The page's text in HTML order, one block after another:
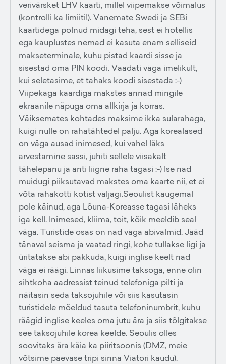
verivärsket LHV kaarti, millel viipemakse võimalus
(kontrolli ka limiiti!). Vanemate Swedi ja SEBi
kaartidega polnud midagi teha, sest ei hotellis
ega kauplustes nemad ei kasuta enam selliseid
makseterminale, kuhu pistad kaardi sisse ja
sisestad oma PIN koodi. Vaadati väga imelikult,
kui seletasime, et tahaks koodi sisestada :-)
Viipekaga kaardiga makstes annad mingile
ekraanile näpuga oma allkirja ja korras.
Väiksemates kohtades maksime ikka sularahaga,
kuigi nulle on rahatähtedel palju. Aga korealased
on väga ausad inimesed, kui vahel läks
arvestamine sassi, juhiti sellele viisakalt
tähelepanu ja anti liigne raha tagasi :-) Ise nad
muidugi piiksutavad makstes oma kaarte nii, et ei
võta rahakotti kotist väljagi.Seoulist kaugemal
pole käinud, aga Lõuna-Koreasse tagasi läheks
iga kell. Inimesed, kliima, toit, kõik meeldib seal
väga. Turistide osas on nad väga abivalmid. Jääd
tänaval seisma ja vaatad ringi, kohe tullakse ligi ja
üritatakse abi pakkuda, kuigi inglise keelt nad
väga ei räägi. Linnas liikusime taksoga, enne olin
sihtkoha aadressist teinud telefoniga pilti ja
näitasin seda taksojuhile või siis kasutasin
turistidele mõeldud tasuta telefoninumbrit, kuhu
räägid inglise keeles oma jutu ära ja siis tõlgitakse
see taksojuhile korea keelde. Seoulis olles
soovitaks ära käia ka piiritsoonis (DMZ, meie
võtsime päevase tripi sinna Viatori kaudu).